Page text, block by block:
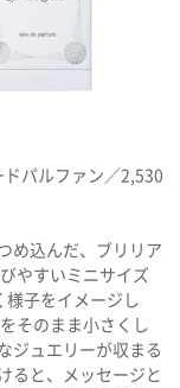
パルファン／2,530
め込んだ、ブリリア
やすいミニサイズ
子をイメージし
そのまま小さくし
ジュエリーが収まる
ると、メッセージと